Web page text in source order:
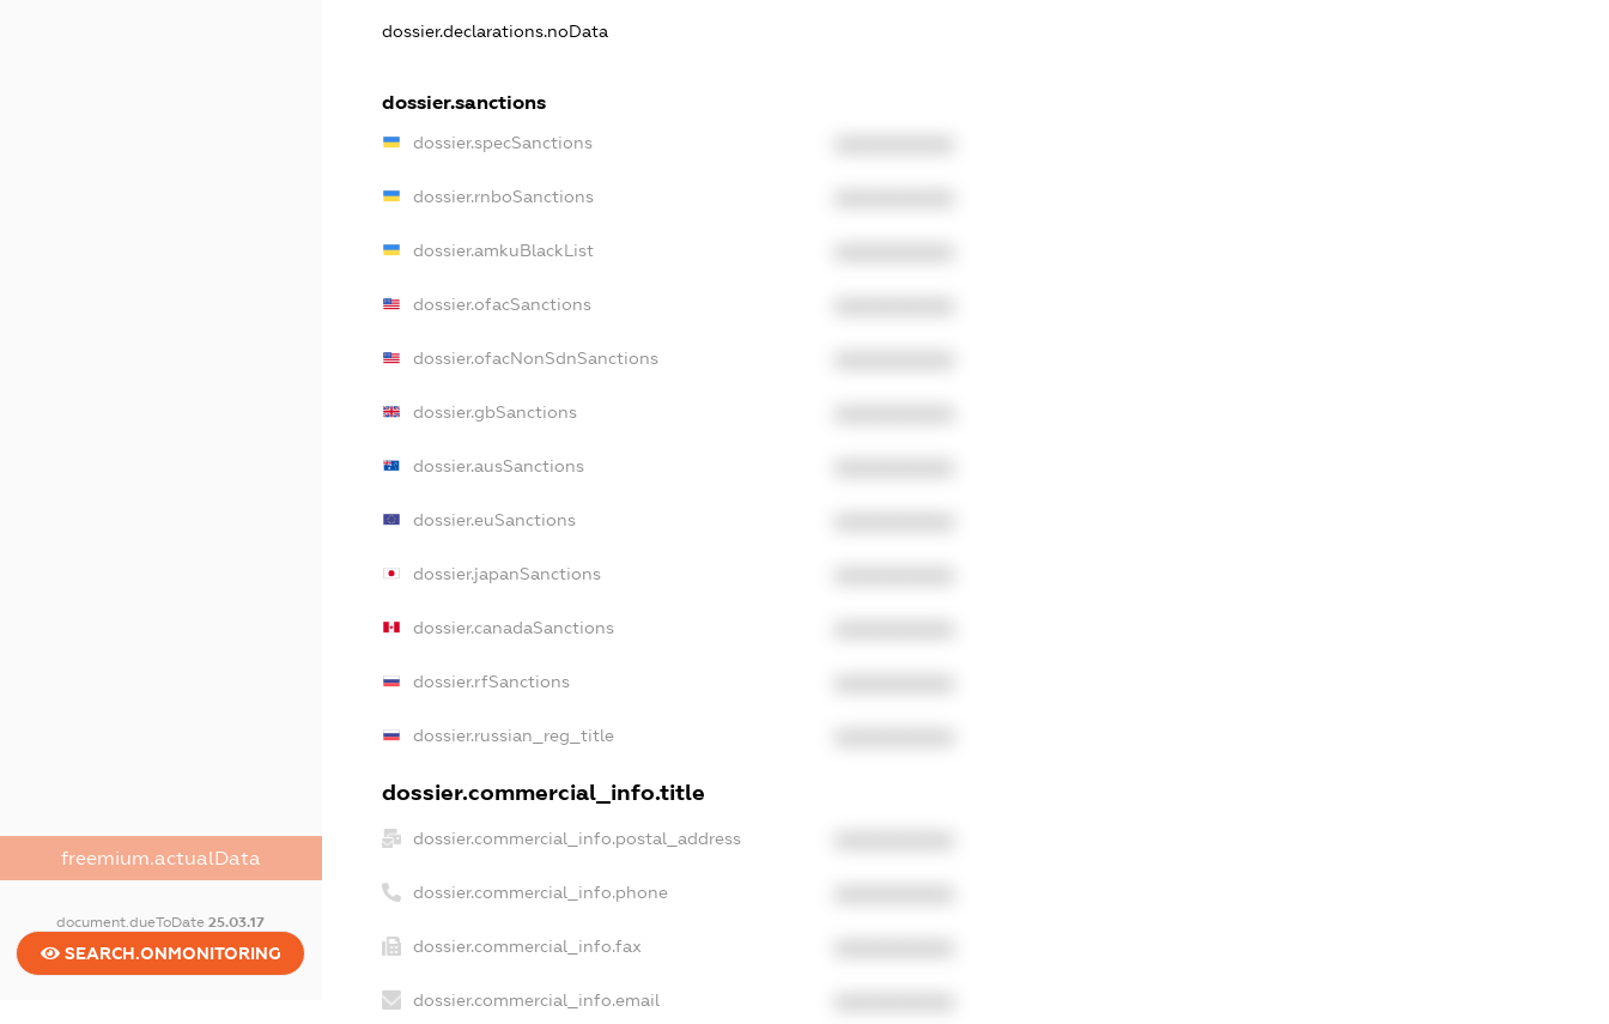
freemium.actualData
document.dueToDate25.03.17
SEARCH.ONMONITORING
dossier.declarations.noData
dossier.sanctions
dossier.specSanctions
dossier.rnboSanctions
dossier.amkuBlackList
dossier.ofacSanctions
dossier.ofacNonSdnSanctions
dossier.gbSanctions
dossier.ausSanctions
dossier.euSanctions
dossier.japanSanctions
dossier.canadaSanctions
dossier.rfSanctions
dossier.russian_reg_title
dossier.commercial_info.title
dossier.commercial_info.postal_address
dossier.commercial_info.phone
dossier.commercial_info.fax
dossier.commercial_info.email